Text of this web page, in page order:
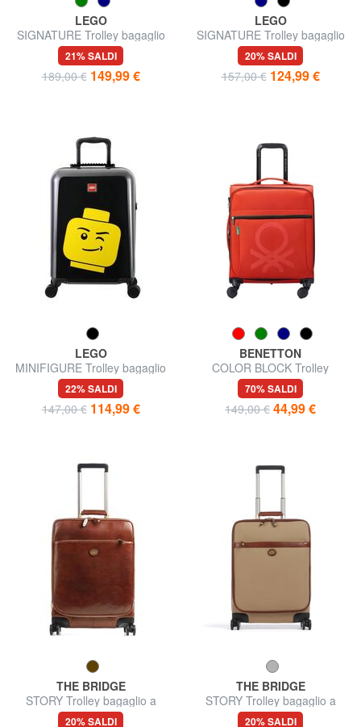
LEGO
SIGNATURE Trolley bagaglio
a mano
21% SALDI
189,00 € 149,99 €
LEGO
SIGNATURE Trolley bagaglio
a mano
20% SALDI
157,00 € 124,99 €
LEGO
MINIFIGURE Trolley bagaglio
a mano
22% SALDI
147,00 € 114,99 €
BENETTON
COLOR BLOCK Trolley
bagaglio a mano, espandibile
70% SALDI
149,00 € 44,99 €
THE BRIDGE
STORY Trolley bagaglio a
mano, in pelle
20% SALDI
THE BRIDGE
STORY Trolley bagaglio a
mano
20% SALDI